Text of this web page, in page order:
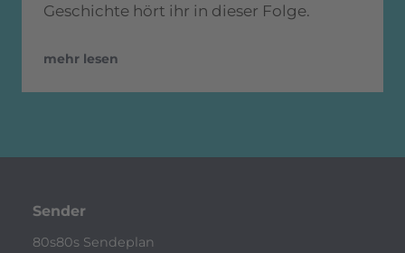
Geschichte hört ihr in dieser Folge.
mehr lesen
Sender
80s80s Sendeplan